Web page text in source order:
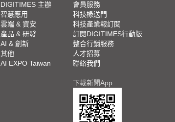
DIGITIMES 主辦
智慧應用
雲端 & 資安
產品 & 研發
AI & 創新
其他
AI EXPO Taiwan
會員服務
科技椽送門
科技產業報訂閱
訂閱DIGITIMES行動版
整合行銷服務
人才招募
聯絡我們
下載新聞App